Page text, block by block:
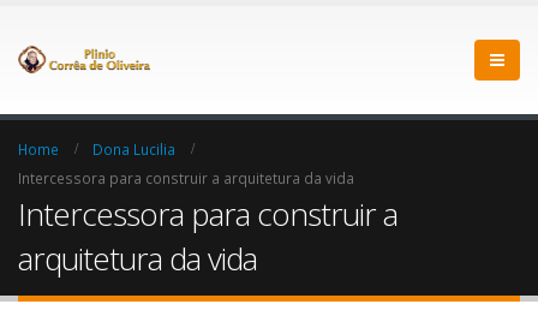
Home
Dona Lucilia
Intercessora para construir a arquitetura da vida
Intercessora para construir a
arquitetura da vida